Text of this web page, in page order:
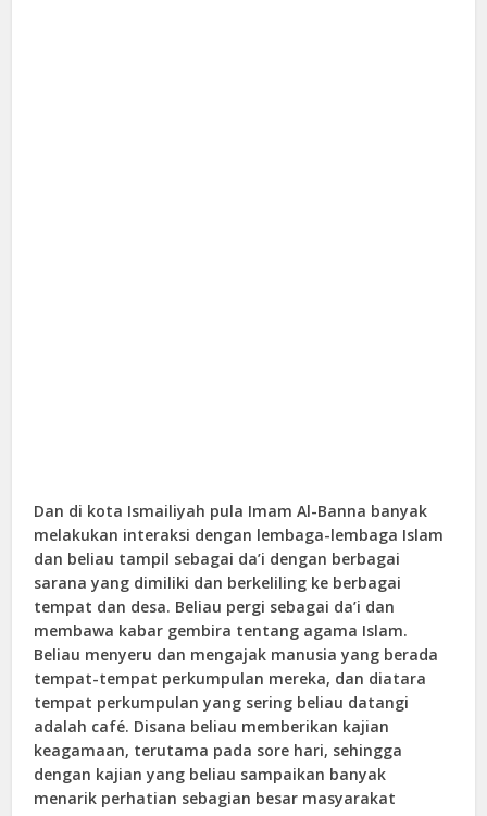
Dan di kota Ismailiyah pula Imam Al-Banna banyak
melakukan interaksi dengan lembaga-lembaga Islam
dan beliau tampil sebagai da’i dengan berbagai
sarana yang dimiliki dan berkeliling ke berbagai
tempat dan desa. Beliau pergi sebagai da’i dan
membawa kabar gembira tentang agama Islam.
Beliau menyeru dan mengajak manusia yang berada
tempat-tempat perkumpulan mereka, dan diatara
tempat perkumpulan yang sering beliau datangi
adalah café. Disana beliau memberikan kajian
keagamaan, terutama pada sore hari, sehingga
dengan kajian yang beliau sampaikan banyak
menarik perhatian sebagian besar masyarakat